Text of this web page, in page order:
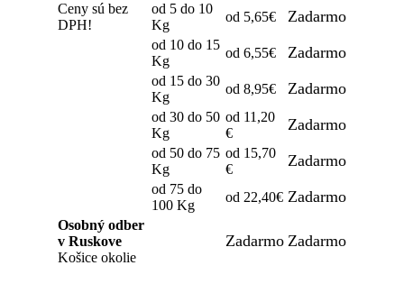
Ceny sú bez
DPH!
od 5 do 10
Kg
od 5,65€ Zadarmo
od 10 do 15
Kg
od 6,55€ Zadarmo
od 15 do 30
Kg
od 8,95€ Zadarmo
od 30 do 50
Kg
od 11,20
€
Zadarmo
od 50 do 75
Kg
od 15,70
€
Zadarmo
od 75 do
100 Kg
od 22,40€ Zadarmo
Osobný odber
v Ruskove
Košice okolie
Zadarmo Zadarmo